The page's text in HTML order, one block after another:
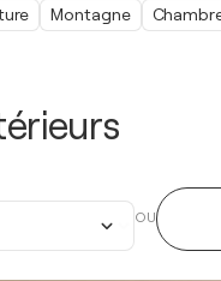
OU
Montagne